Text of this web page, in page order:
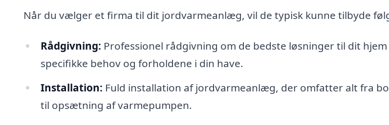
Når du vælger et firma til dit jordvarmeanlæg, vil de typisk kunne tilbyde
Rådgivning: Professionel rådgivning om de bedste løsninger til dit
specifikke behov og forholdene i din have.
Installation: Fuld installation af jordvarmeanlæg, der omfatter alt fra
til opsætning af varmepumpen.